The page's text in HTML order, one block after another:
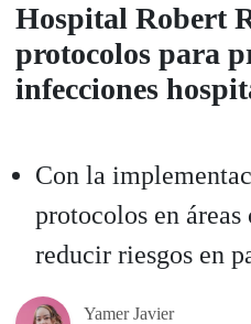
Hospital Robert
protocolos para
infecciones
Con la
protocolos en
reducir riesgos en
Yamer Javier